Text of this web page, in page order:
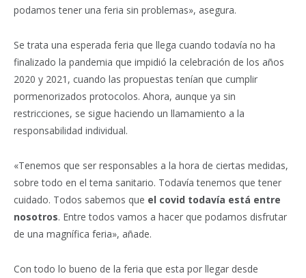
podamos tener una feria sin problemas», asegura.
Se trata una esperada feria que llega cuando todavía no ha
finalizado la pandemia que impidió la celebración de los años
2020 y 2021, cuando las propuestas tenían que cumplir
pormenorizados protocolos. Ahora, aunque ya sin
restricciones, se sigue haciendo un llamamiento a la
responsabilidad individual.
«Tenemos que ser responsables a la hora de ciertas medidas,
sobre todo en el tema sanitario. Todavía tenemos que tener
cuidado. Todos sabemos que el covid todavía está entre
nosotros. Entre todos vamos a hacer que podamos disfrutar
de una magnífica feria», añade.
Con todo lo bueno de la feria que esta por llegar desde